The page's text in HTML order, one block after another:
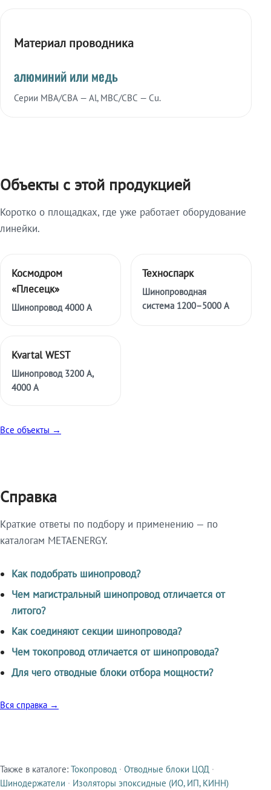
Материал проводника
алюминий или медь
Серии МВА/СВА — Al, МВС/СВС — Cu.
Объекты с этой продукцией
Коротко о площадках, где уже работает оборудование
линейки.
Космодром
«Плесецк»
Шинопровод 4000 А
Техноспарк
Шинопроводная
система 1200–5000 А
Kvartal WEST
Шинопровод 3200 А,
4000 А
Все объекты →
Справка
Краткие ответы по подбору и применению — по
каталогам METAENERGY.
Как подобрать шинопровод?
Чем магистральный шинопровод отличается от
литого?
Как соединяют секции шинопровода?
Чем токопровод отличается от шинопровода?
Для чего отводные блоки отбора мощности?
Вся справка →
Смежные продукты
Также в каталоге: Токопровод · Отводные блоки ЦОД ·
Шинодержатели · Изоляторы эпоксидные (ИО, ИП, КИНН)